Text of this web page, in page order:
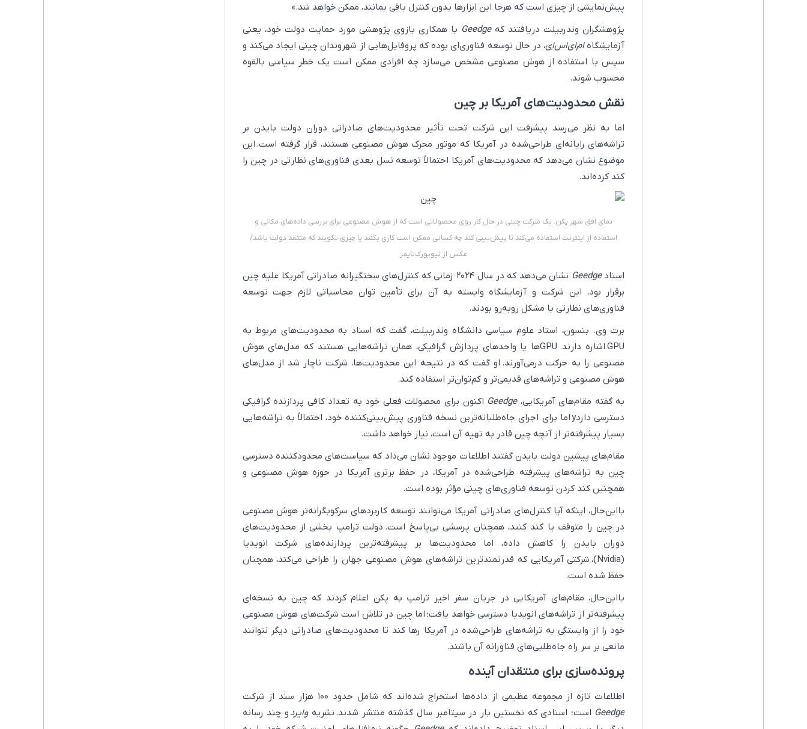
پیش‌نمایشی از چیزی است که هرجا این ابزارها بدون کنترل باقی بمانند، ممکن خواهد شد.»
پژوهشگران وندربیلت دریافتند کهGeedge با همکاری بازوی پژوهشی مورد حمایت دولت خود، یعنی
آزمایشگاهام‌ای‌اس‌اِی، در حال توسعه فناوری‌ای بوده که پروفایل‌هایی از شهروندان چینی ایجاد می‌کند و
سپس با استفاده از هوش مصنوعی مشخص می‌سازد چه افرادی ممکن است یک خطر سیاسی بالقوه
محسوب شوند.
نقش محدودیت‌های آمریکا بر چین
اما به نظر می‌رسد پیشرفت این شرکت تحت تأثیر محدودیت‌های صادراتی دوران دولت بایدن بر
تراشه‌های رایانه‌ای طراحی‌شده در آمریکا که موتور محرک هوش مصنوعی هستند، قرار گرفته است. این
موضوع نشان می‌دهد که محدودیت‌های آمریکا احتمالاً توسعه نسل بعدی فناوری‌های نظارتی در چین را
کند کرده‌اند.
نمای افق شهر پکن. یک شرکت چینی در حال کار روی محصولاتی است که از هوش مصنوعی برای بررسی داده‌های مکانی و
استفاده از اینترنت استفاده می‌کند تا پیش‌بینی کند چه کسانی ممکن است کاری بکنند یا چیزی بگویند که منتقد دولت باشد/
عکس از نیویورک‌تایمز
اسنادGeedge
نشان می‌دهد که در سال ۲۰۲۴ زمانی که کنترل‌های سختگیرانه صادراتی آمریکا علیه چین
برقرار بود، این شرکت و آزمایشگاه وابسته به آن برای تأمین توان محاسباتی لازم جهت توسعه
فناوری‌های نظارتی با مشکل روبه‌رو بودند.
برت وی. بنسون، استاد علوم سیاسی دانشگاه وندربیلت، گفت که اسناد به محدودیت‌های مربوط به
GPU اشاره دارند. GPUها یا واحدهای پردازش گرافیکی، همان تراشه‌هایی هستند که مدل‌های هوش
مصنوعی را به حرکت درمی‌آورند. او گفت که در نتیجه این محدودیت‌ها، شرکت ناچار شد از مدل‌های
هوش مصنوعی و تراشه‌های قدیمی‌تر و کم‌توان‌تر استفاده کند.
به گفته مقام‌های آمریکایی،Geedge اکنون برای محصولات فعلی خود به تعداد کافی پردازنده گرافیکی
دسترسی داردy اما برای اجرای جاه‌طلبانه‌ترین نسخه فناوری پیش‌بینی‌کننده خود، احتمالاً به تراشه‌هایی
بسیار پیشرفته‌تر از آنچه چین قادر به تهیه آن است، نیاز خواهد داشت.
مقام‌های پیشین دولت بایدن گفتند اطلاعات موجود نشان می‌داد که سیاست‌های محدودکننده دسترسی
چین به تراشه‌های پیشرفته طراحی‌شده در آمریکا، در حفظ برتری آمریکا در حوزه هوش مصنوعی و
همچنین کند کردن توسعه فناوری‌های چینی مؤثر بوده است.
بااین‌حال، اینکه آیا کنترل‌های صادراتی آمریکا می‌توانند توسعه کاربردهای سرکوبگرانه‌تر هوش مصنوعی
در چین را متوقف یا کند کنند، همچنان پرسشی بی‌پاسخ است. دولت ترامپ بخشی از محدودیت‌های
دوران بایدن را کاهش داده، اما محدودیت‌ها بر پیشرفته‌ترین پردازنده‌های شرکت انویدیا
(Nvidia)، شرکتی آمریکایی که قدرتمندترین تراشه‌های هوش مصنوعی جهان را طراحی می‌کند، همچنان
حفظ شده است.
بااین‌حال، مقام‌های آمریکایی در جریان سفر اخیر ترامپ به پکن اعلام کردند که چین به نسخه‌ای
پیشرفته‌تر از تراشه‌های انویدیا دسترسی خواهد یافت؛ اما چین در تلاش است شرکت‌های هوش مصنوعی
خود را از وابستگی به تراشه‌های طراحی‌شده در آمریکا رها کند تا محدودیت‌های صادراتی دیگر نتوانند
مانعی بر سر راه جاه‌طلبی‌های فناورانه آن باشند.
پرونده‌سازی برای منتقدان آینده
اطلاعات تازه از مجموعه عظیمی از داده‌ها استخراج شده‌اند که شامل حدود ۱۰۰ هزار سند از شرکت
Geedge است؛ اسنادی که نخستین بار در سپتامبر سال گذشته منتشر شدند. نشریهوایرد و چند رسانه